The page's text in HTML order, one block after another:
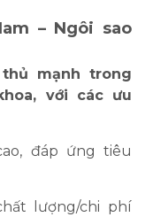
– Ngôi sao
mạnh trong
với các ưu
đáp ứng tiêu
lượng/chi phí